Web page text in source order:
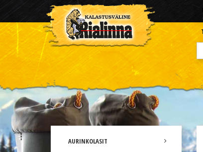
AURINKOLASIT